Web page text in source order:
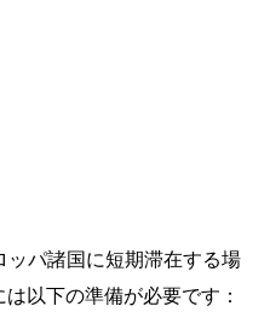
パ諸国に短期滞在する場
以下の準備が必要です：